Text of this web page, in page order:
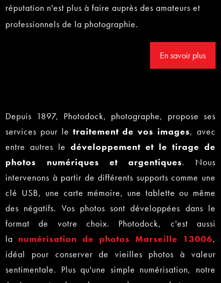
réputation n'est plus à faire auprès des amateurs et
professionnels de la photographie.
En savoir plus
Depuis 1897, Photodock, photographe, propose ses
services pour le traitement de vos images, avec
entre autres ledéveloppement et le tirage de
photos numériques
et argentiques. Nous
intervenons à partir de différents supports comme une
clé USB, une carte mémoire, une tablette ou même
des négatifs. Vos photos sont développées dans le
format de votre choix. Photodock, c'est aussi
la numérisation de photos Marseille 13006,
idéal pour conserver de vieilles photos à valeur
sentimentale. Plus qu'une simple numérisation, notre